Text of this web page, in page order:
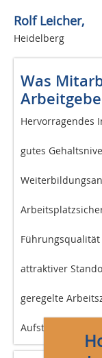
Rolf Leicher,
Heidelberg
Was
Hervorragendes
gutes
Führungsqualität
attraktiver
geregelte
Aufstiegs- und